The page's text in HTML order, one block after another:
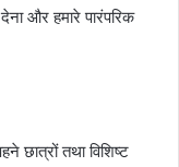
और हमारे पारंपरिक
छात्रों तथा विशिष्ट